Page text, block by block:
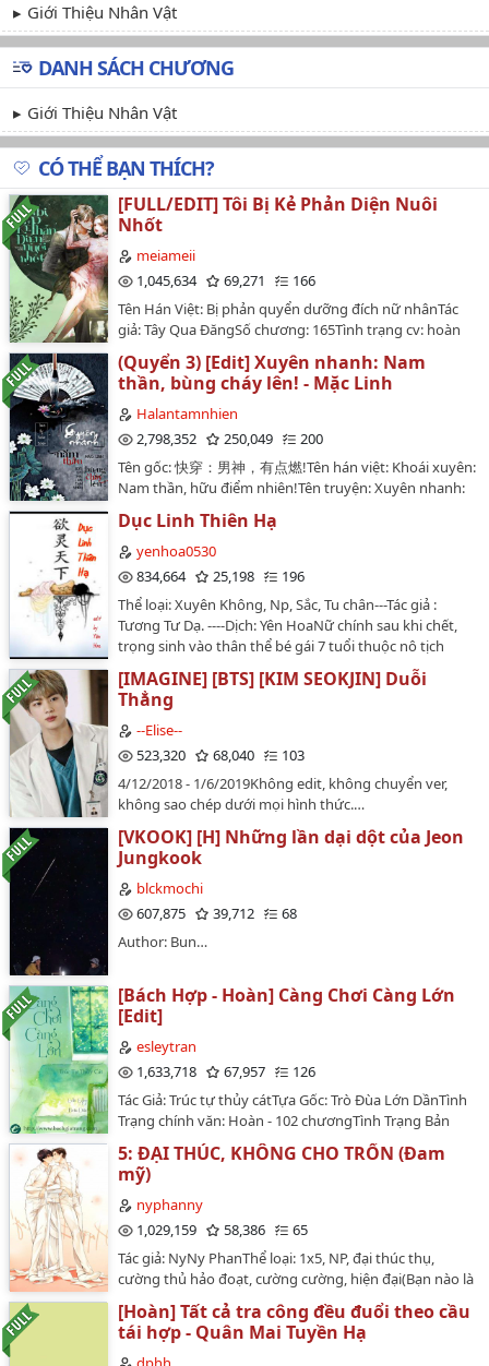
Giới Thiệu Nhân Vật
DANH SÁCH CHƯƠNG
Giới Thiệu Nhân Vật
CÓ THỂ BẠN THÍCH?
[FULL/EDIT] Tôi Bị Kẻ Phản Diện Nuôi
Nhốt
meiameii
1,045,634
69,271
166
Tên Hán Việt: Bị phản quyển dưỡng đích nữ nhânTác
giả: Tây Qua ĐăngSố chương: 165Tình trạng cv: hoàn
thành Tình trạng edit: hoàn thànhThể loại: Nguyên
sang, ngôn tình, cổ đại, hiện đại, HE, tình cảm, tiên
hiệp, tu chân, ngọt sủng, hệ thống, xuyên sách, kiếp
trước kiếp này, thiên chi kiêu tử, duyên trời tác hợp,
kim bài đề cử 🥇p/s: Đây là tác phẩm edit đầu tay do
thân. Vì edit dựa vào cv nên chỉ đảm bảo 80% nguyên
gốc, mong các độc giả ủng hộ và nếu có sai sót gì, các
bạn có thể góp ý để mình rút kinh nghiệm nha! Chúc
các bạn có khoảng thời gian thư giãn khi đọc
truyện!Ngày đào hố: 24/1/2021Ngày lấp hố:
4/3/2022Lưu ý: Edit chưa có sự cho phép của tác giả.
Vui lòng không mang bản edit đi nơi khác.…
(Quyển 3) [Edit] Xuyên nhanh: Nam
thần, bùng cháy lên! - Mặc Linh
Halantamnhien
2,798,352
250,049
200
Tên gốc: 快穿：男神，有点燃!Tên hán việt: Khoái xuyên:
Nam thần, hữu điểm nhiên!Tên truyện: Xuyên nhanh:
Ngôn tình, cổ đại, hiện đại, xuyên nhanh, hệ thống,
tình cảm, khoa học viễn tưởng, hài hước, HE,...Edit by
Hạ Lan Tâm NhiênẢnh bìa: Design by Điềm Doãn
https://www.wattpad.com/story/162349756-edit-
xuyên-nhanh-nam-thần-bùng-cháy-lên-mặc-linhLink
quyển 2: https://www.wattpad.com/story/169090764-
quy%E1%BB%83n-2-edit-xuy%C3%AAn-nhanh-nam-
th%E1%BA%A7n-b%C3%B9ng-ch%C3%A1y-
l%C3%AAnVăn án:Sơ Tranh vô duyên vô cớ bị phán
định tử vong, sau khi chết, phiền não duy nhất chính là
- tiêu tiền.Từ khi bị ràng buộc với cái hệ thống này, cô
eo không đau, chân không mỏi, đến cả thở gấp cũng
không cần nữa, mỗi ngày đều phải tiêu tiền trong sợ
hãi.Hệ thống: Tiểu tỷ tỷ, không nên tùy tiện mở hình
thức vô địch! (▼皿▼#)Hệ thống: Chúng ta định ra cái
mục tiêu nhỏ, trước tiêu hết một trăm triệu!Sơ Tranh:
Phá sản cái gì, còn nữa, tên nam nhân không thể hiểu
thấu này là như thế nào? Đừng ngăn ta! Ta muốn đi
chinh phục thế giới!Nam chính nào đó: ( nhanh chóng
đổi tên ) Ta họ Thế tên Giới.# tiểu tỷ tỷ, có tiền thật sự
Dục Linh Thiên Hạ
yenhoa0530
834,664
25,198
196
Thể loại: Xuyên Không, Np, Sắc, Tu chân---Tác giả :
Tương Tư Dạ. ----Dịch: Yên HoaNữ chính sau khi chết,
trọng sinh vào thân thể bé gái 7 tuổi thuộc nô tịch
được đào tạo làm tính nô ở một thế giới tu chân nói
chuyện bằng thực lực bằng sức mạnh. Vì muốn thoát
khỏi nô tịch nên xin làm đệ tử Dục Linh Tông. Linh hồn
hai mươi mấy tuổi trong thể xác đứa bé bảy tuổi,
trưởng thành như thế nào, và cuộc gặp gỡ một đám
Tác giả viết có tình cảm và có cốt truyện nha.…
[IMAGINE] [BTS] [KIM SEOKJIN] Duỗi
Thẳng
--Elise--
523,320
68,040
103
4/12/2018 - 1/6/2019Không edit, không chuyển ver,
không sao chép dưới mọi hình thức.…
[VKOOK] [H] Những lần dại dột của Jeon
Jungkook
blckmochi
607,875
39,712
68
Author: Bun…
[Bách Hợp - Hoàn] Càng Chơi Càng Lớn
[Edit]
esleytran
1,633,718
67,957
126
Tác Giả: Trúc tự thủy cátTựa Gốc: Trò Đùa Lớn DầnTình
Trạng chính văn: Hoàn - 102 chươngTình Trạng Bản
Edit: HoànEditor: Esley (Trần Gia), cùng những editor
khác được ghi tên trên từng chươngNội Dung: Hiện
đại, hàiNhân Vật Chính: Diệp Vũ Trung, Tề Thấm
KhảiTruyện được đăng tải tại
website:http://www.bachgiatrang.com/forum.php…
5: ĐẠI THÚC, KHÔNG CHO TRỐN (Đam
mỹ)
nyphanny
1,029,159
58,386
65
Tác giả: NyNy PhanThể loại: 1x5, NP, đại thúc thụ,
cường thủ hảo đoạt, cường cường, hiện đại(Bạn nào là
fan của bộ Cảnh Sát và Con Lang Mafia thì hãy ủng hộ
bộ truyện mới của tác giả. CHÚ Ý: BỘ NÀY LÀ NP)Văn
án:Đại thúc thật thà thì bị lừa gạt.Đại thúc hiền lành thì
bị dụ dỗ.Đại thúc mạnh mẽ thì bị đàn áp .Đại thúc xấu
[Hoàn] Tất cả tra công đều đuổi theo cầu
tái hợp - Quân Mai Tuyền Hạ